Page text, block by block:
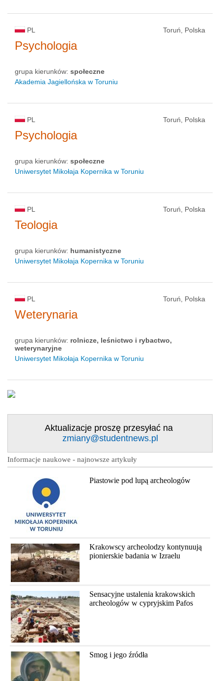
PL Toruń, Polska
Psychologia
grupa kierunków: społeczne
Akademia Jagiellońska w Toruniu
PL Toruń, Polska
Psychologia
grupa kierunków: społeczne
Uniwersytet Mikołaja Kopernika w Toruniu
PL Toruń, Polska
Teologia
grupa kierunków: humanistyczne
Uniwersytet Mikołaja Kopernika w Toruniu
PL Toruń, Polska
Weterynaria
grupa kierunków: rolnicze, leśnictwo i rybactwo,
weterynaryjne
Uniwersytet Mikołaja Kopernika w Toruniu
Aktualizacje proszę przesyłać na
zmiany@studentnews.pl
Informacje naukowe - najnowsze artykuły
Piastowie pod lupą archeologów
Krakowscy archeolodzy kontynuują
pionierskie badania w Izraelu
Sensacyjne ustalenia krakowskich
archeologów w cypryjskim Pafos
Smog i jego źródła